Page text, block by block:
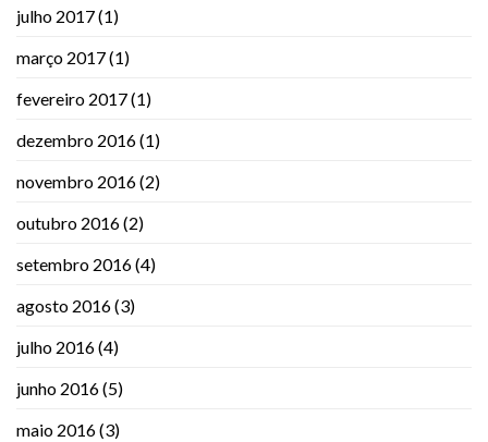
julho 2017(1)
março 2017(1)
fevereiro 2017(1)
dezembro 2016(1)
novembro 2016(2)
outubro 2016(2)
setembro 2016(4)
agosto 2016(3)
julho 2016(4)
junho 2016(5)
maio 2016(3)